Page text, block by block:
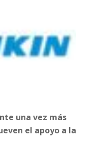
una vez más
el apoyo a la